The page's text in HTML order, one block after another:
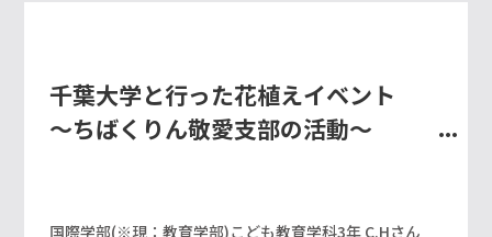
千葉大学と行った花植えイベント
～ちばくりん敬愛支部の活動～
国際学部(※現：教育学部)こども教育学科3年 C.Hさん